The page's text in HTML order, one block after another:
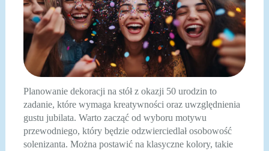
Planowanie dekoracji na stół z okazji 50 urodzin to
zadanie, które wymaga kreatywności oraz uwzględnienia
gustu jubilata. Warto zacząć od wyboru motywu
przewodniego, który będzie odzwierciedlał osobowość
solenizanta. Można postawić na klasyczne kolory, takie